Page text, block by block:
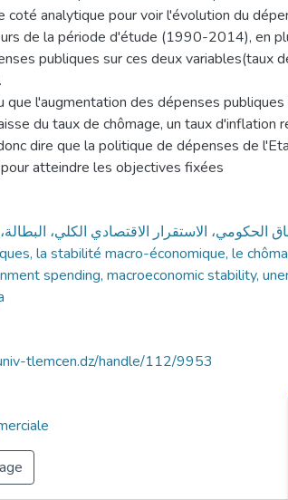
coté analytique pour voir l'évolution du
de la période d'étude (1990-2014), en
publiques sur ces deux variables(taux
que l'augmentation des dépenses
du taux de chômage, un taux d'inflation
dire que la politique de dépenses de
atteindre les objectives fixées
la stabilité macro-économique, le
spending, macroeconomic stability,
tlemcen.dz/handle/112/9953